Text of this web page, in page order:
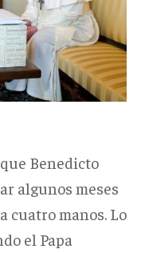
Benedicto
algunos meses
cuatro manos. Lo
el Papa